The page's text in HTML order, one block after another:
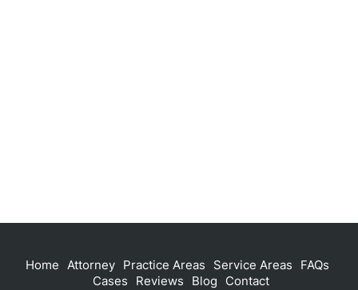
Home Attorney Practice Areas Service Areas
FAQs
Cases
Reviews Blog Contact